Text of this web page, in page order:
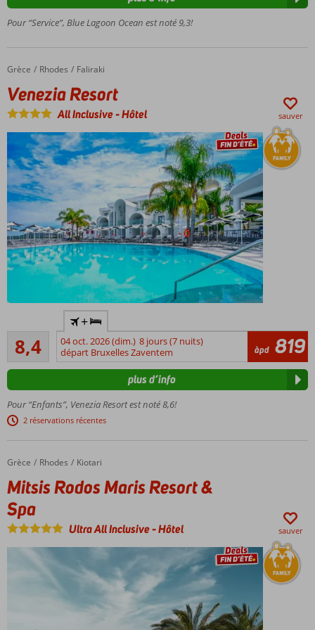
piscine
partagée
Adultes
uniquement:
âge
minimum 16
ans
Directement
sur la plage
de Psalidi
Pour “Service”, Blue Lagoon Ocean est noté 9,3!
Accueil
Grèce Rhodes Faliraki
Venezia Resort
Venezia Resort
All Inclusive-Hôtel sauver
formule
tout
inclus!
aquatique
avec 3
toboggans
et aire de
une
avec
jacuzzi
piscine
privée
Fantastique
8,4Très bon
281
commentaires
+
04 oct. 2026 (dim.) 8 jours (7 nuits)
départ Bruxelles Zaventem
àpd 819
Pour “Enfants”, Venezia Resort est noté 8,6!
2 réservations récentes
plus d’info
Accueil
Grèce Rhodes Kiotari
Mitsis Rodos Maris Resort & Spa
Mitsis Rodos Maris Resort &
Spa
Ultra All Inclusive-Hôtel sauver